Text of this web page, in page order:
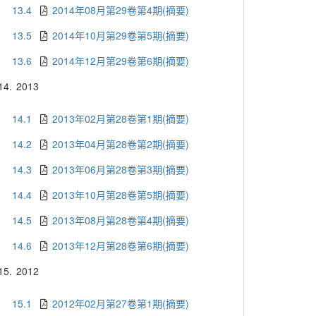
13.4
2014年08月第29卷第4期(摘要)
13.5
2014年10月第29卷第5期(摘要)
13.6
2014年12月第29卷第6期(摘要)
2013
14.1
2013年02月第28卷第1期(摘要)
14.2
2013年04月第28卷第2期(摘要)
14.3
2013年06月第28卷第3期(摘要)
14.4
2013年10月第28卷第5期(摘要)
14.5
2013年08月第28卷第4期(摘要)
14.6
2013年12月第28卷第6期(摘要)
2012
15.1 2012年02月第27卷第1期(摘要)